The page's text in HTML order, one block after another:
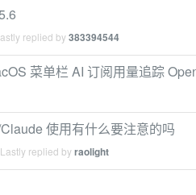
replied by383394544
菜单栏 AI 订阅用量追踪
使用有什么要注意的吗
replied byraolight